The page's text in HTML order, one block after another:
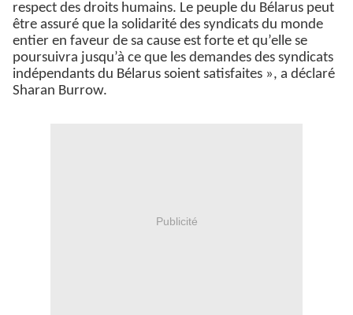
respect des droits humains. Le peuple du Bélarus peut
être assuré que la solidarité des syndicats du monde
entier en faveur de sa cause est forte et qu’elle se
poursuivra jusqu’à ce que les demandes des syndicats
indépendants du Bélarus soient satisfaites », a déclaré
Sharan Burrow.
Publicité